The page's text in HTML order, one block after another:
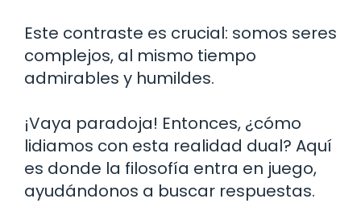
Este contraste es crucial: somos seres
complejos, al mismo tiempo
admirables y humildes.
¡Vaya paradoja! Entonces, ¿cómo
lidiamos con esta realidad dual? Aquí
es donde la filosofía entra en juego,
ayudándonos a buscar respuestas.